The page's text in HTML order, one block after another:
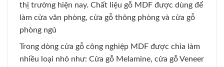
thị trường hiện nay. Chất liệu gỗ MDF được dùng để
làm cửa văn phòng, cửa gỗ thông phòng và cửa gỗ
phòng ngủ
Trong dòng cửa gỗ công nghiệp MDF được chia làm
nhiều loại nhỏ như: Cửa gỗ Melamine, cửa gỗ Veneer